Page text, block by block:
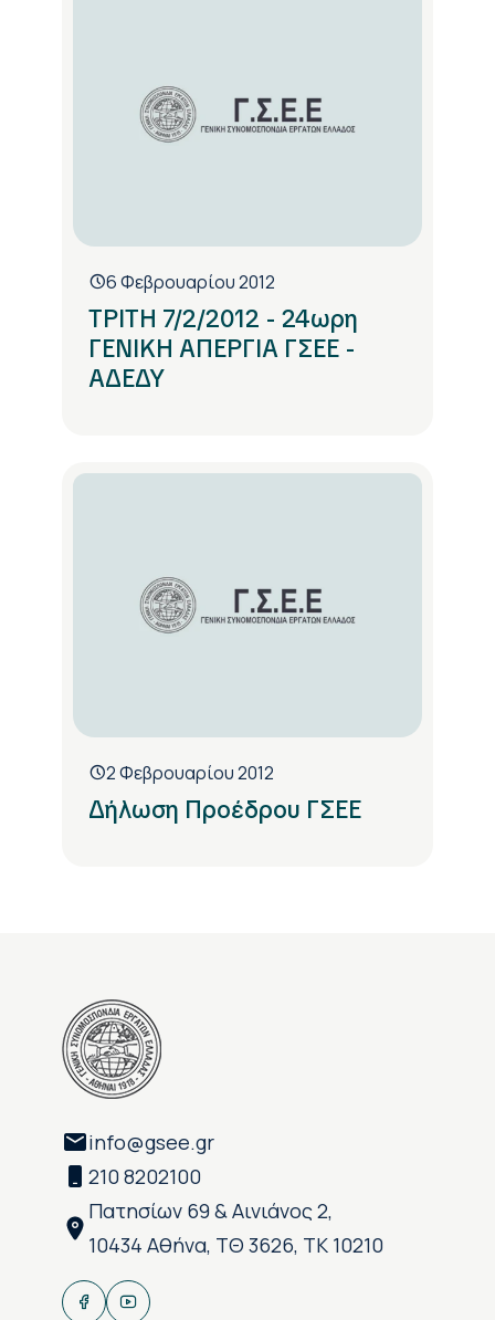
6 Φεβρουαρίου 2012
ΤΡΙΤΗ 7/2/2012 - 24ωρη
ΓΕΝΙΚΗ ΑΠΕΡΓΙΑ ΓΣΕΕ -
ΑΔΕΔΥ
2 Φεβρουαρίου 2012
Δήλωση Προέδρου ΓΣΕΕ
info@gsee.gr
210 8202100
Πατησίων 69 & Αινιάνος 2,
10434 Αθήνα, ΤΘ 3626, ΤΚ 10210